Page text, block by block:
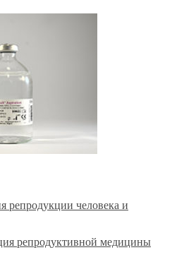
репродукции человека и
репродуктивной медицины